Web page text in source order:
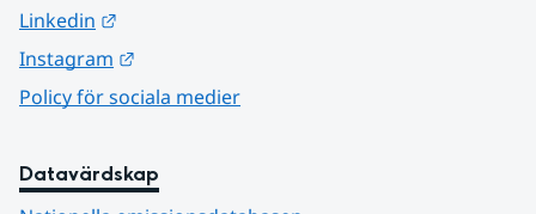
Linkedin
Instagram
Policy för sociala medier
Datavärdskap